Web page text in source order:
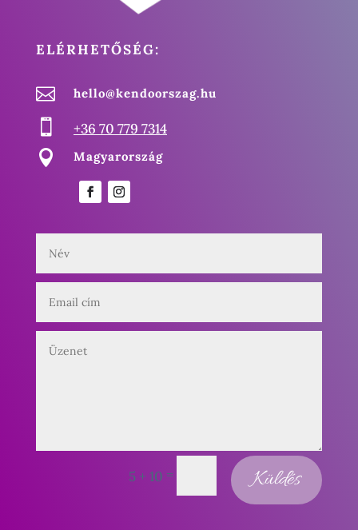
ELÉRHETŐSÉG:
 hello@kendoorszag.hu
 +36 70 779 7314
 Magyarország
5 + 10 = Küldés